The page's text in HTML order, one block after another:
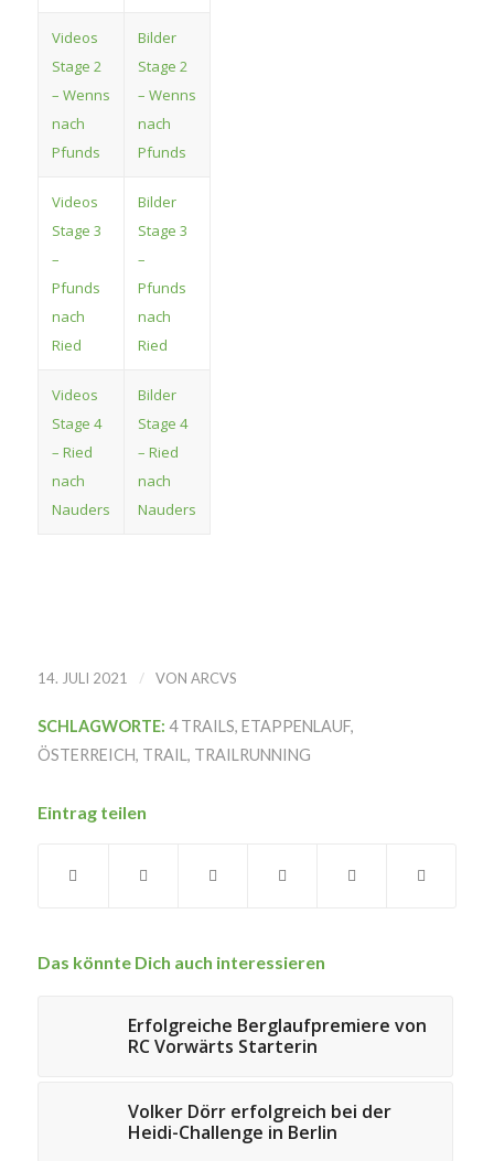
Videos
Stage 2
– Wenns
nach
Pfunds
Bilder
Stage 2
– Wenns
nach
Pfunds
Videos
Stage 3
–
Pfunds
nach
Ried
Bilder
Stage 3
–
Pfunds
nach
Ried
Videos
Stage 4
– Ried
nach
Nauders
Bilder
Stage 4
– Ried
nach
Nauders
14. JULI 2021 / VON ARCVS
SCHLAGWORTE: 4 TRAILS, ETAPPENLAUF,
ÖSTERREICH, TRAIL, TRAILRUNNING
Eintrag teilen
Das könnte Dich auch interessieren
Erfolgreiche Berglaufpremiere von
RC Vorwärts Starterin
Volker Dörr erfolgreich bei der
Heidi-Challenge in Berlin